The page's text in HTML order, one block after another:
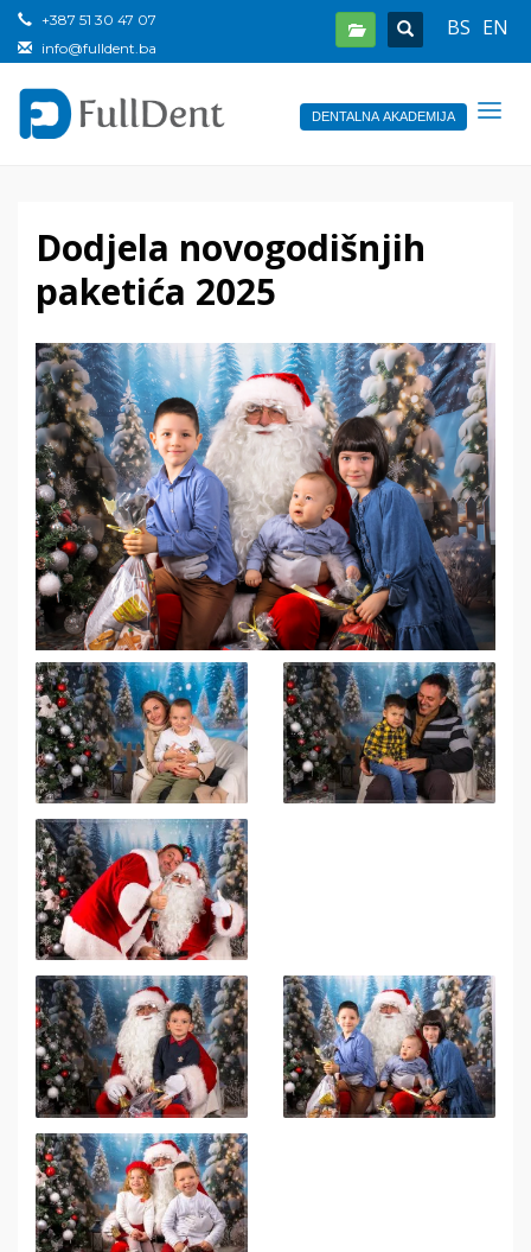
BS EN
+387 51 30 47 07
info@fulldent.ba
DENTALNA AKADEMIJA
Dodjela novogodišnjih
paketića 2025